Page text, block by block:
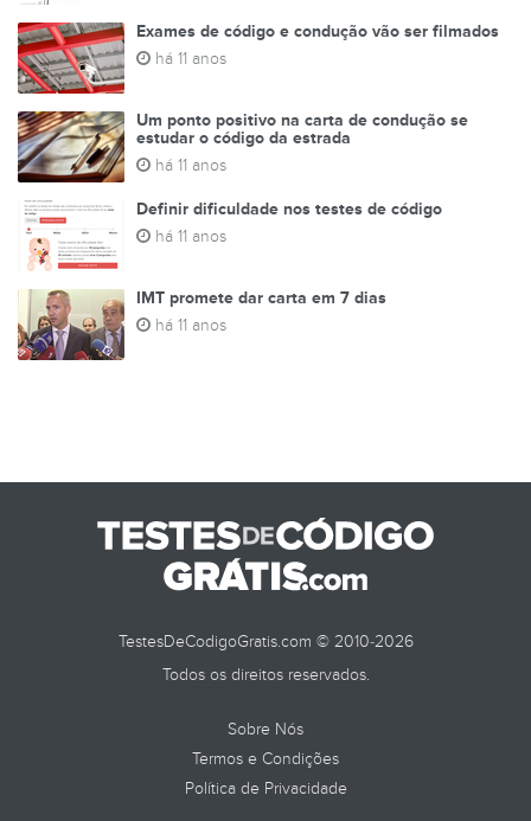
Exames de código e condução vão ser filmados
há 11 anos
Um ponto positivo na carta de condução se
estudar o código da estrada
há 11 anos
Definir dificuldade nos testes de código
há 11 anos
IMT promete dar carta em 7 dias
há 11 anos
TestesDeCodigoGratis.com © 2010-2026
Todos os direitos reservados.
Sobre Nós
Termos e Condições
Política de Privacidade